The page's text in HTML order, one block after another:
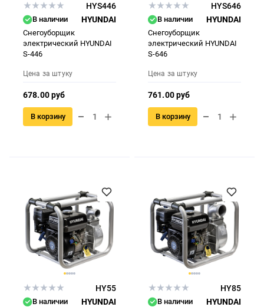
HYS446
В наличии HYUNDAI
Снегоуборщик
электрический HYUNDAI
S-446
Цена за штуку
678.00 руб
В корзину
HYS646
В наличии HYUNDAI
Снегоуборщик
электрический HYUNDAI
S-646
Цена за штуку
761.00 руб
В корзину
HY55
В наличии HYUNDAI
HY85
В наличии HYUNDAI